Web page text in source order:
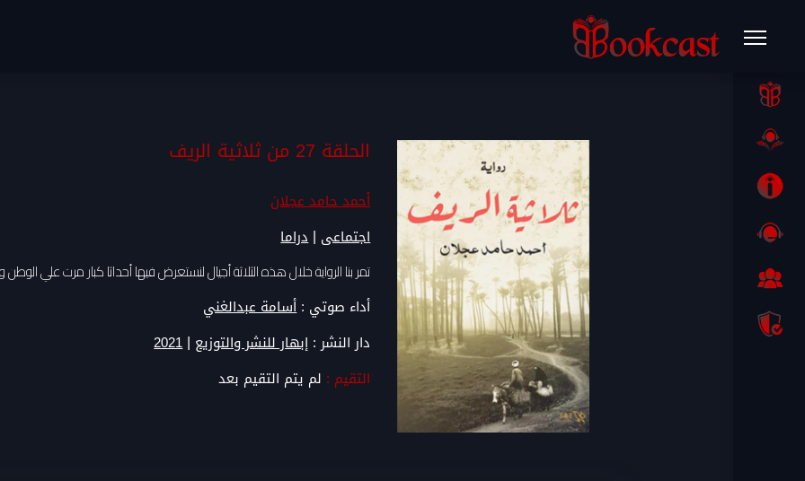
الحلقة 27 من ثلاثية الريف
أحمد حامد عجلان
اجتماعى |دراما
تمر بنا الرواية خلال هذه الثلاثة أجيال لنستعرض فيها أحداثا كبار مرت علي
أداء صوتي :أسامة عبدالغني
دار النشر : إبهار للنشر والتوزيع |
2021
التقيم : لم يتم التقيم بعد